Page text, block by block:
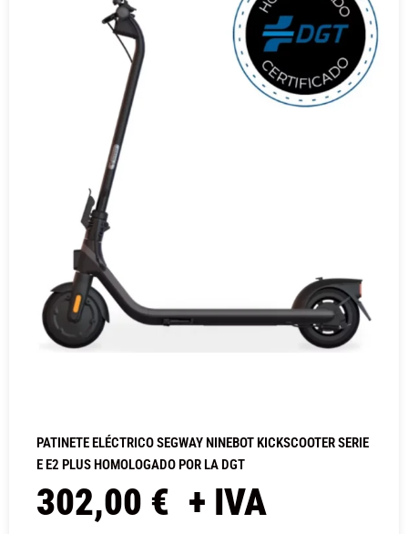
PATINETE ELÉCTRICO SEGWAY NINEBOT KICKSCOOTER SERIE
E E2 PLUS HOMOLOGADO POR LA DGT
302,00 € + IVA